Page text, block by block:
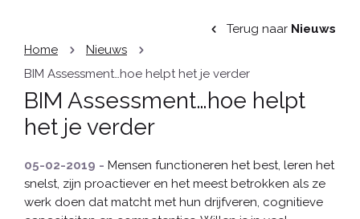
Terug naar Nieuws
Home
Nieuws
BIM Assessment…hoe helpt het je verder
BIM Assessment…hoe helpt
het je verder
05-02-2019 - Mensen functioneren het best, leren het
snelst, zijn proactiever en het meest betrokken als ze
werk doen dat matcht met hun drijfveren, cognitieve